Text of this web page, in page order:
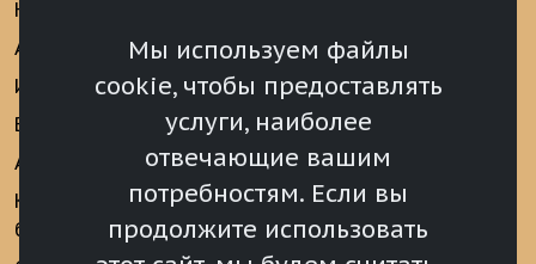
Мы используем файлы
cookie, чтобы предоставлять
услуги, наиболее
отвечающие вашим
потребностям. Если вы
продолжите использовать
Новости
Анонсы
Интервью
Видеоматериалы
Аккредитация
Конкурс «Хрустальный
барс»
аналитические
материалы
Реализация Послания
Президента РФ
Федеральному
Собранию РФ
Местное
самоуправление